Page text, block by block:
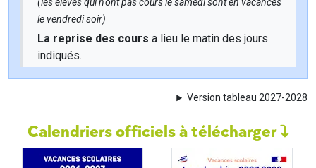
(les élèves qui n'ont pas cours le samedi sont en vacances
le vendredi soir)
La reprise des cours a lieu le matin des jours
indiqués.
Version tableau 2027-2028
Calendriers officiels à télécharger